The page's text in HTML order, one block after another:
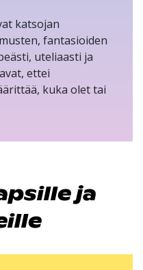
katsojan
fantasioiden
uteliaasti ja
ettei
kuka olet tai
ja